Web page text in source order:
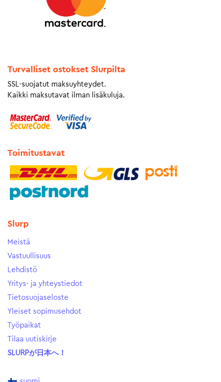
Turvalliset ostokset Slurpilta
SSL-suojatut maksuyhteydet.
Kaikki maksutavat ilman lisäkuluja.
Toimitustavat
Slurp
Meistä
Vastuullisuus
Lehdistö
Yritys- ja yhteystiedot
Tietosuojaseloste
Yleiset sopimusehdot
Työpaikat
Tilaa uutiskirje
SLURPが日本へ！